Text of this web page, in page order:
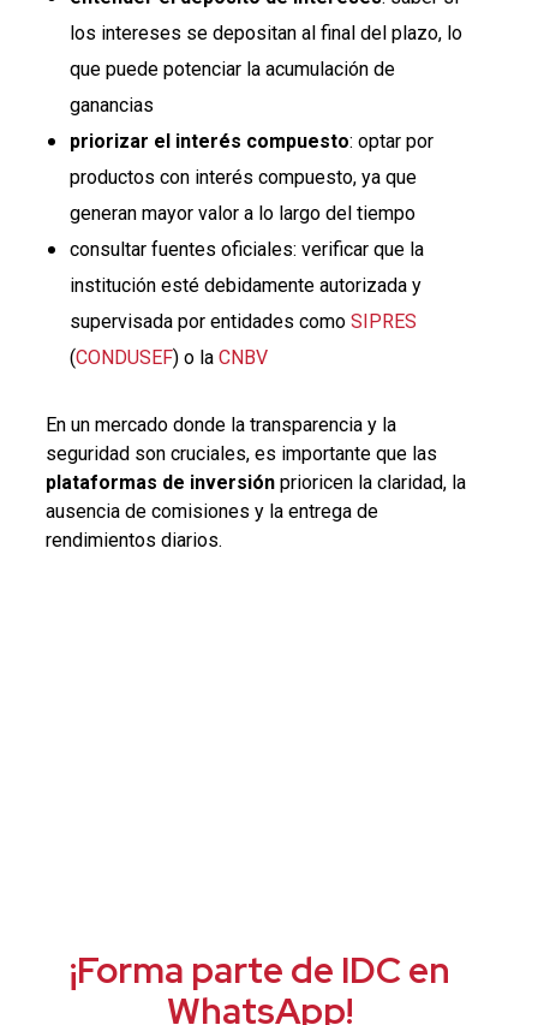
los intereses se depositan al final del plazo, lo
que puede potenciar la acumulación de
ganancias
priorizar el interés compuesto: optar por
productos con interés compuesto, ya que
generan mayor valor a lo largo del tiempo
consultar fuentes oficiales: verificar que la
institución esté debidamente autorizada y
supervisada por entidades como SIPRES
(CONDUSEF) o la CNBV
En un mercado donde la transparencia y la
seguridad son cruciales, es importante que las
plataformas de inversiónprioricen la claridad, la
ausencia de comisiones y la entrega de
rendimientos diarios.
¡Forma parte de IDC en
WhatsApp!